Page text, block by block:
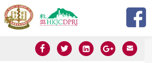
Jump to navigation